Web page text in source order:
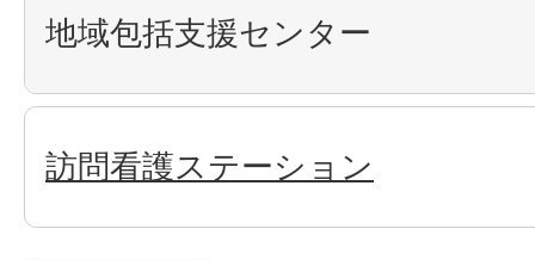
地域包括支援センター
訪問看護ステーション